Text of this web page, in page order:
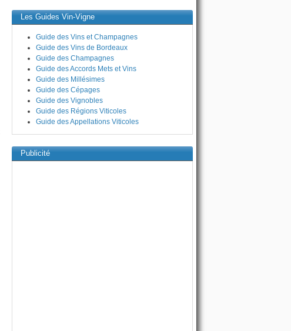
Les Guides Vin-Vigne
Guide des Vins et Champagnes
Guide des Vins de Bordeaux
Guide des Champagnes
Guide des Accords Mets et Vins
Guide des Millésimes
Guide des Cépages
Guide des Vignobles
Guide des Régions Viticoles
Guide des Appellations Viticoles
Publicité